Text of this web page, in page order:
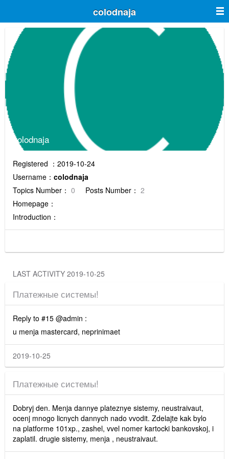
colodnaja
colodnaja
Registered ：2019-10-24
Username： colodnaja
Topics Number： 0 Posts Number： 2
Homepage：
Introduction：
LAST ACTIVITY 2019-10-25
Платежные системы!
Reply to #15 @admin :
u menja mastercard, neprinimaet
2019-10-25
Платежные системы!
Dobryj den. Menja dannye plateznye sistemy, neustraivaut,
ocenj mnogo licnych dannych nado vvodit. Zdelajte kak bylo
na platforme 101xp., zashel, vvel nomer kartocki bankovskoj, i
zaplatil. drugie sistemy, menja , neustraivaut.